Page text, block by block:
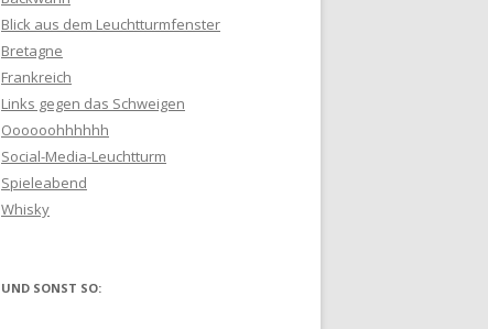
Blick aus dem Leuchtturmfenster
Bretagne
Frankreich
Links gegen das Schweigen
Oooooohhhhhh
Social-Media-Leuchtturm
Spieleabend
Whisky
UND SONST SO: